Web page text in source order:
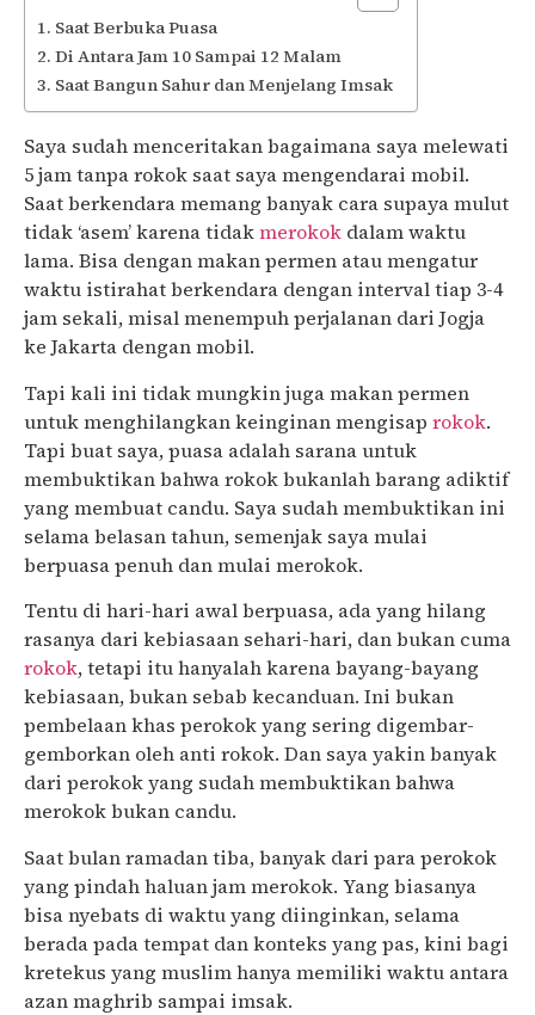
Saat Berbuka Puasa
Di Antara Jam 10 Sampai 12 Malam
Saat Bangun Sahur dan Menjelang Imsak
Saya sudah menceritakan bagaimana saya melewati
5 jam tanpa rokok saat saya mengendarai mobil.
Saat berkendara memang banyak cara supaya mulut
tidak ‘asem’ karena tidakmerokok dalam waktu
lama. Bisa dengan makan permen atau mengatur
waktu istirahat berkendara dengan interval tiap 3-4
jam sekali, misal menempuh perjalanan dari Jogja
ke Jakarta dengan mobil.
Tapi kali ini tidak mungkin juga makan permen
untuk menghilangkan keinginan mengisap rokok.
Tapi buat saya, puasa adalah sarana untuk
membuktikan bahwa rokok bukanlah barang adiktif
yang membuat candu. Saya sudah membuktikan ini
selama belasan tahun, semenjak saya mulai
berpuasa penuh dan mulai merokok.
Tentu di hari-hari awal berpuasa, ada yang hilang
rasanya dari kebiasaan sehari-hari, dan bukan cuma
rokok, tetapi itu hanyalah karena bayang-bayang
kebiasaan, bukan sebab kecanduan. Ini bukan
pembelaan khas perokok yang sering digembar-
gemborkan oleh anti rokok. Dan saya yakin banyak
dari perokok yang sudah membuktikan bahwa
merokok bukan candu.
Saat bulan ramadan tiba, banyak dari para perokok
yang pindah haluan jam merokok. Yang biasanya
bisa nyebats di waktu yang diinginkan, selama
berada pada tempat dan konteks yang pas, kini bagi
kretekus yang muslim hanya memiliki waktu antara
azan maghrib sampai imsak.